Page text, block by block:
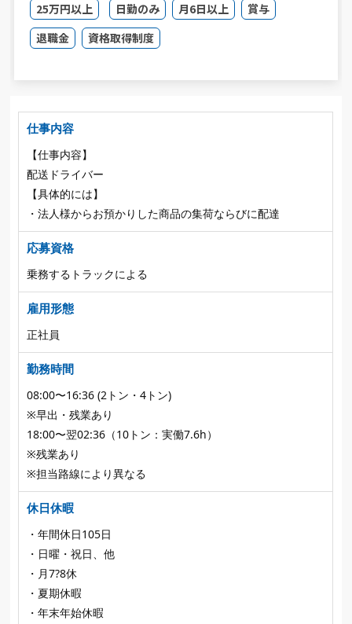
25万円以上
日勤のみ 月6日以上
賞与
退職金
資格取得制度
仕事内容
【仕事内容】
配送ドライバー
【具体的には】
・法人様からお預かりした商品の集荷ならびに配達
応募資格
乗務するトラックによる
雇用形態
正社員
勤務時間
08:00〜16:36 (2トン・4トン)
※早出・残業あり
18:00〜翌02:36（10トン：実働7.6h）
※残業あり
※担当路線により異なる
休日休暇
・年間休日105日
・日曜・祝日、他
・月7?8休
・夏期休暇
・年末年始休暇